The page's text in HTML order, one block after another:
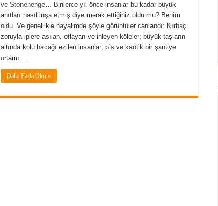
ve Stonehenge… Binlerce yıl önce insanlar bu kadar büyük
anıtları nasıl inşa etmiş diye merak ettiğiniz oldu mu? Benim
oldu. Ve genellikle hayalimde şöyle görüntüler canlandı: Kırbaç
zoruyla iplere asılan, oflayan ve inleyen köleler; büyük taşların
altında kolu bacağı ezilen insanlar; pis ve kaotik bir şantiye
ortamı…
Daha Fazla Oku »